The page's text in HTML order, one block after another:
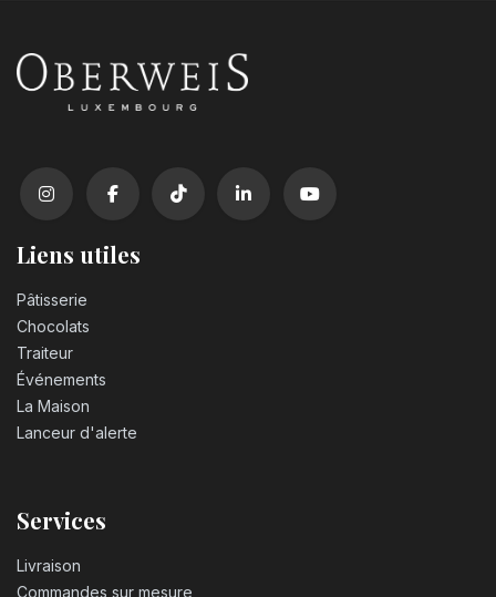
Liens utiles
Pâtisserie
Chocolats
Traiteur
Événements
La Maison
Lanceur d'alerte
Services
Livraison
Commandes sur mesure